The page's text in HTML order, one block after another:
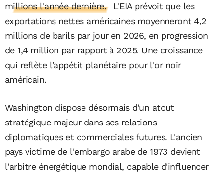
millions l'année dernière.
L'EIA prévoit que les
exportations nettes américaines moyenneront 4,2
millions de barils par jour en 2026, en progression
de 1,4 million par rapport à 2025. Une croissance
qui reflète l'appétit planétaire pour l'or noir
américain.
Washington dispose désormais d'un atout
stratégique majeur dans ses relations
diplomatiques et commerciales futures. L'ancien
pays victime de l'embargo arabe de 1973 devient
l'arbitre énergétique mondial, capable d'influencer